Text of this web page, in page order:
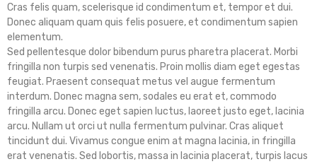
Cras felis quam, scelerisque id condimentum et, tempor et dui.
Donec aliquam quam quis felis posuere, et condimentum sapien
elementum.
Sed pellentesque dolor bibendum purus pharetra placerat. Morbi
fringilla non turpis sed venenatis. Proin mollis diam eget egestas
feugiat. Praesent consequat metus vel augue fermentum
interdum. Donec magna sem, sodales eu erat et, commodo
fringilla arcu. Donec eget sapien luctus, laoreet justo eget, lacinia
arcu. Nullam ut orci ut nulla fermentum pulvinar. Cras aliquet
tincidunt dui. Vivamus congue enim at magna lacinia, in fringilla
erat venenatis. Sed lobortis, massa in lacinia placerat, turpis lacus